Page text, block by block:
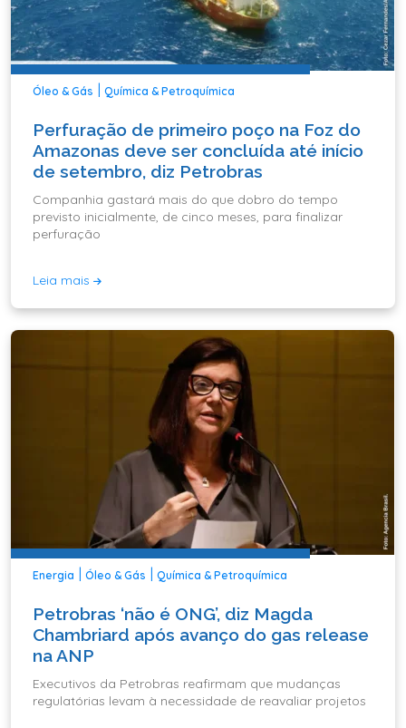
Óleo & Gás Química & Petroquímica
Perfuração de primeiro poço na Foz do
Amazonas deve ser concluída até início
de setembro, diz Petrobras
Companhia gastará mais do que dobro do tempo
previsto inicialmente, de cinco meses, para finalizar
perfuração
Leia mais
Energia Óleo & Gás Química & Petroquímica
Petrobras ‘não é ONG’, diz Magda
Chambriard após avanço do gas release
na ANP
Executivos da Petrobras reafirmam que mudanças
regulatórias levam à necessidade de reavaliar projetos